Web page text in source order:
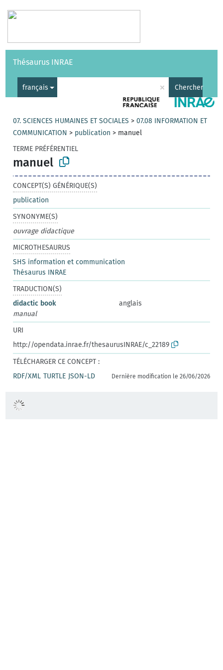
Vocabulaires API
Thésaurus INRAE
français × Chercher
07. SCIENCES HUMAINES ET SOCIALES >07.08 INFORMATION ET
COMMUNICATION > publication > manuel
TERME PRÉFÉRENTIEL
manuel
CONCEPT(S) GÉNÉRIQUE(S)
publication
SYNONYME(S)
ouvrage didactique
MICROTHESAURUS
SHS information et communication
Thésaurus INRAE
TRADUCTION(S)
didactic book
anglais
manual
URI
http://opendata.inrae.fr/thesaurusINRAE/c_22189
TÉLÉCHARGER CE CONCEPT :
RDF/XML TURTLE JSON-LD Dernière modification le 26/06/2026